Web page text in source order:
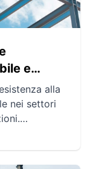
e
alla
nei settori
di
Questi